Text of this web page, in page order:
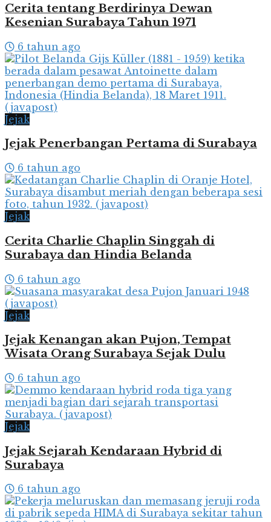
Cerita tentang Berdirinya Dewan
Kesenian Surabaya Tahun 1971
6 tahun ago
Jejak
Jejak Penerbangan Pertama di Surabaya
6 tahun ago
Jejak
Cerita Charlie Chaplin Singgah di
Surabaya dan Hindia Belanda
6 tahun ago
Jejak
Jejak Kenangan akan Pujon, Tempat
Wisata Orang Surabaya Sejak Dulu
6 tahun ago
Jejak
Jejak Sejarah Kendaraan Hybrid di
Surabaya
6 tahun ago